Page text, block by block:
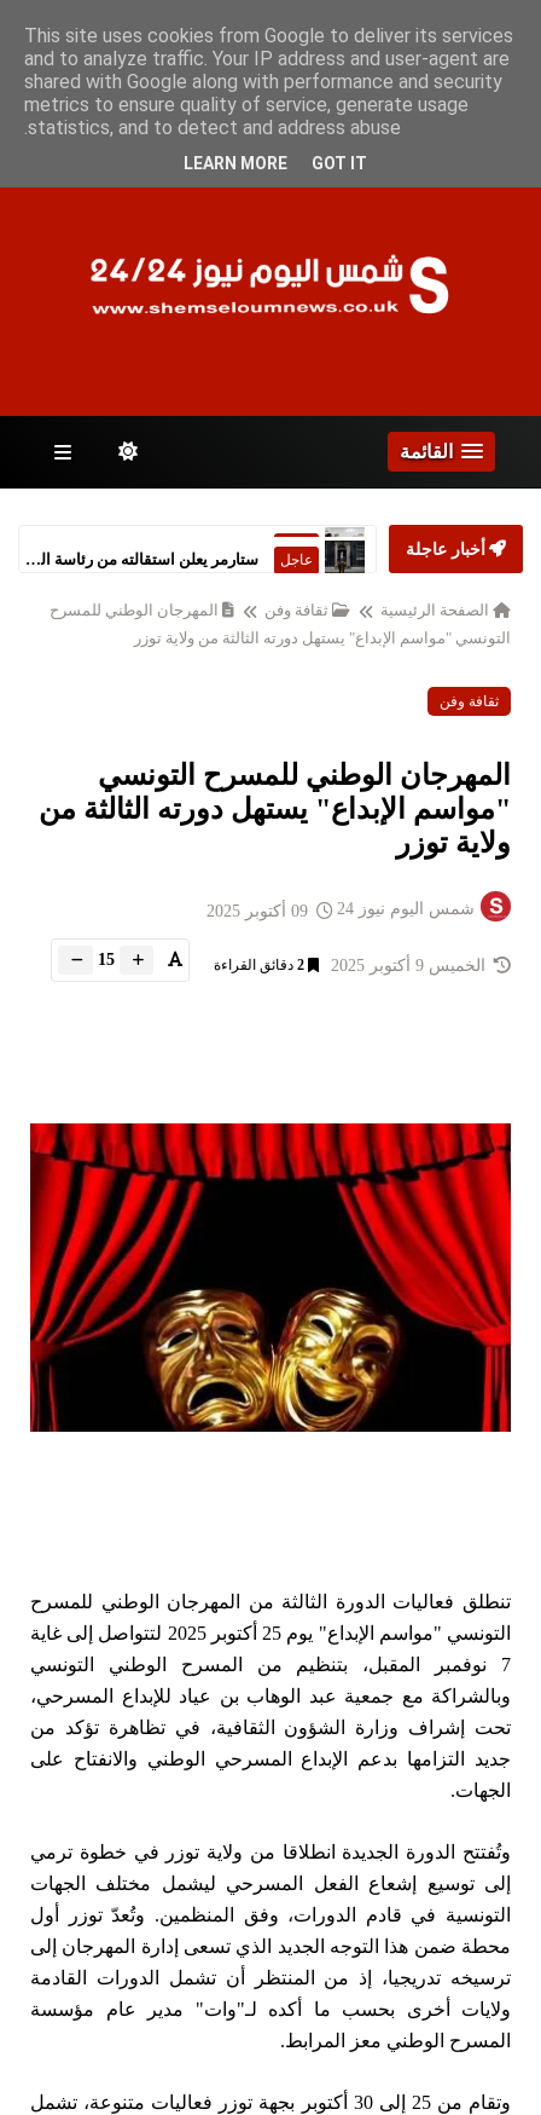
الجمعة 7 أغسطس 2026
الصفحات
القائمة
أخبار عاجلة عاجل
الصفحة الرئيسية ثقافة وفن
المهرجان الوطني للمسرح
التونسي "مواسم الإبداع" يستهل دورته الثالثة من ولاية توزر
ثقافة وفن
المهرجان الوطني للمسرح التونسي
"مواسم الإبداع" يستهل دورته الثالثة من
ولاية توزر
شمس اليوم نيوز 24
الخميس 9 أكتوبر 2025 2 دقائق القراءة 15
تنطلق فعاليات الدورة الثالثة من المهرجان الوطني للمسرح
التونسي "مواسم الإبداع" يوم 25 أكتوبر 2025 لتتواصل إلى غاية
7 نوفمبر المقبل، بتنظيم من المسرح الوطني التونسي
وبالشراكة مع جمعية عبد الوهاب بن عياد للإبداع المسرحي،
تحت إشراف وزارة الشؤون الثقافية، في تظاهرة تؤكد من
جديد التزامها بدعم الإبداع المسرحي الوطني والانفتاح على
الجهات.
وتُفتتح الدورة الجديدة انطلاقا من ولاية توزر في خطوة ترمي
إلى توسيع إشعاع الفعل المسرحي ليشمل مختلف الجهات
التونسية في قادم الدورات، وفق المنظمين. وتُعدّ توزر أول
محطة ضمن هذا التوجه الجديد الذي تسعى إدارة المهرجان إلى
ترسيخه تدريجيا، إذ من المنتظر أن تشمل الدورات القادمة
ولايات أخرى بحسب ما أكده لـ"وات" مدير عام مؤسسة
المسرح الوطني معز المرابط.
وتقام من 25 إلى 30 أكتوبر بجهة توزر فعاليات متنوعة، تشمل
This site uses cookies from Google to deliver its services
and to analyze traffic. Your IP address and user-agent are
shared with Google along with performance and security
metrics to ensure quality of service, generate usage
statistics, and to detect and address abuse.
LEARN MORE GOT IT